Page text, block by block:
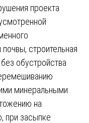
проекта
строительная
обустройства
минеральными
на
при засыпке